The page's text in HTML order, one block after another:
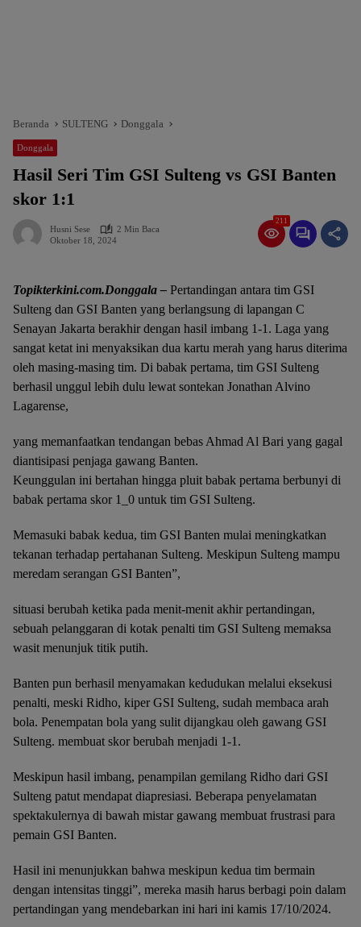
Beranda SULTENG Donggala
Donggala
Hasil Seri Tim GSI Sulteng vs GSI Banten
skor 1:1
Husni Sese
2 Min Baca
Oktober 18, 2024
211
Topikterkini.com.Donggala – Pertandingan antara tim GSI
Sulteng dan GSI Banten yang berlangsung di lapangan C
Senayan Jakarta berakhir dengan hasil imbang 1-1. Laga yang
sangat ketat ini menyaksikan dua kartu merah yang harus diterima
oleh masing-masing tim. Di babak pertama, tim GSI Sulteng
berhasil unggul lebih dulu lewat sontekan Jonathan Alvino
Lagarense,
yang memanfaatkan tendangan bebas Ahmad Al Bari yang gagal
diantisipasi penjaga gawang Banten.
Keunggulan ini bertahan hingga pluit babak pertama berbunyi di
babak pertama skor 1_0 untuk tim GSI Sulteng.
Memasuki babak kedua, tim GSI Banten mulai meningkatkan
tekanan terhadap pertahanan Sulteng. Meskipun Sulteng mampu
meredam serangan GSI Banten”,
situasi berubah ketika pada menit-menit akhir pertandingan,
sebuah pelanggaran di kotak penalti tim GSI Sulteng memaksa
wasit menunjuk titik putih.
Banten pun berhasil menyamakan kedudukan melalui eksekusi
penalti, meski Ridho, kiper GSI Sulteng, sudah membaca arah
bola. Penempatan bola yang sulit dijangkau oleh gawang GSI
Sulteng. membuat skor berubah menjadi 1-1.
Meskipun hasil imbang, penampilan gemilang Ridho dari GSI
Sulteng patut mendapat diapresiasi. Beberapa penyelamatan
spektakulernya di bawah mistar gawang membuat frustrasi para
pemain GSI Banten.
Hasil ini menunjukkan bahwa meskipun kedua tim bermain
dengan intensitas tinggi”, mereka masih harus berbagi poin dalam
pertandingan yang mendebarkan ini hari ini kamis 17/10/2024.